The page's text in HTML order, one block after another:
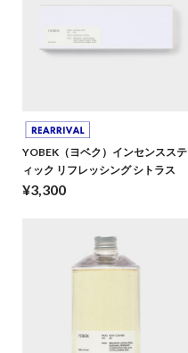
YOBEK（ヨベク）インセンスステ
ィック リフレッシング シトラス
¥3,300